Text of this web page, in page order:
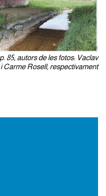
85, autors de les fotos: Vaclav
Carme Rosell, respectivament